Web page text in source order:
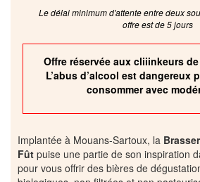
Le délai minimum d'attente entre deux
offre est de 5 jours
Offre réservée aux cliiinkeurs
L’abus d’alcool est dangereux
consommer avec
Implantée à Mouans-Sartoux, la
Fût puise une partie de son inspiration
pour vous offrir des bières de